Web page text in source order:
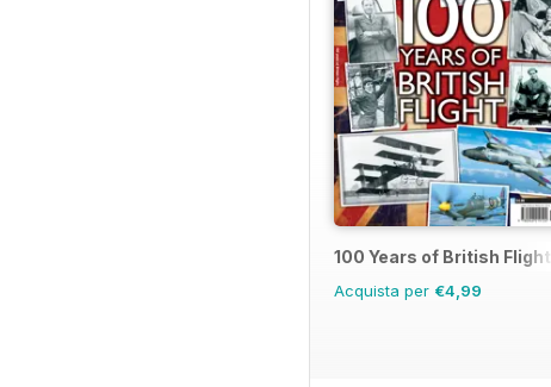
100 Years of British Flight
Acquista per €4,99